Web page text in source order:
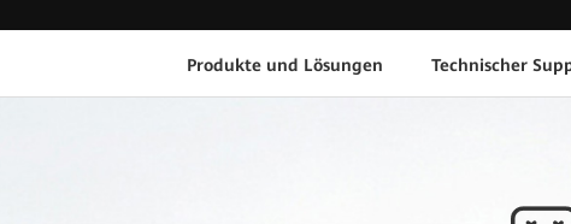
Produkte und Lösungen Technischer